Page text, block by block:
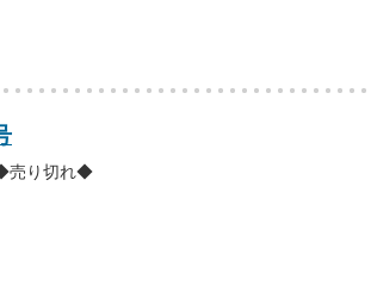
売り切れ◆